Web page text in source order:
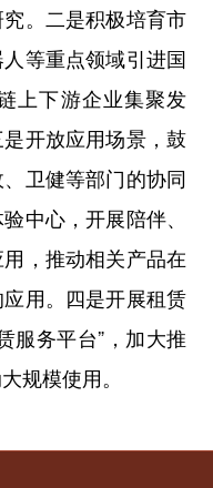
。二是积极培育市
等重点领域引进国
上下游企业集聚发
开放应用场景，鼓
卫健等部门的协同
中心，开展陪伴、
，推动相关产品在
用。四是开展租赁
服务平台”，加大推
规模使用。